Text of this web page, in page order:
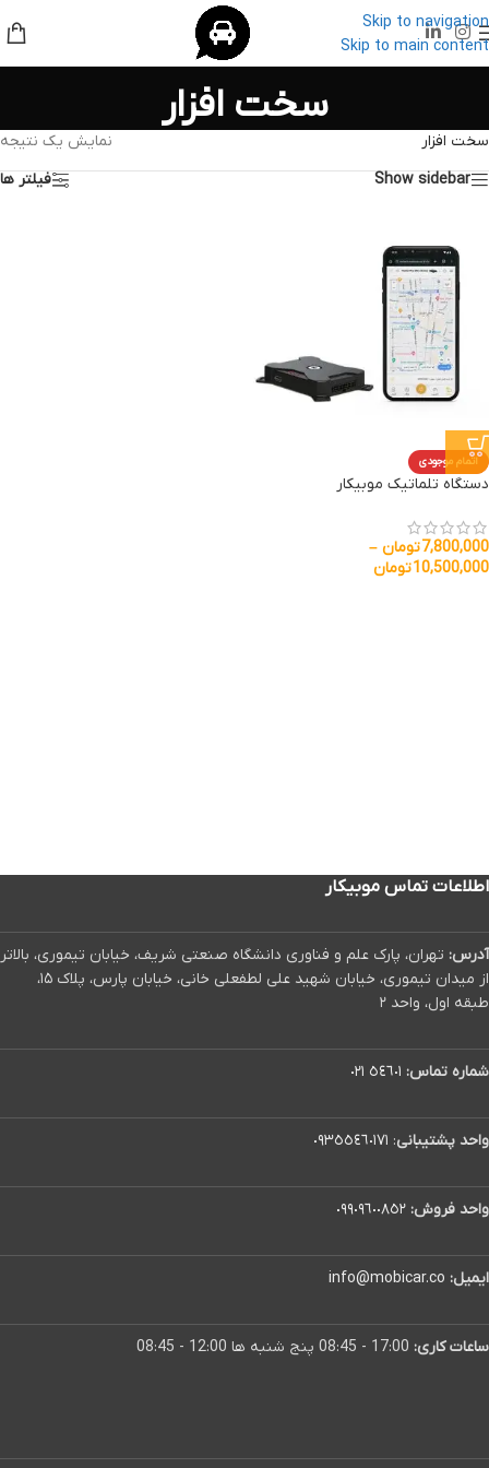
Skip to navigation
Skip to main content
سخت افزار
سخت افزار
نمایش یک نتیجه
Show sidebar
فیلتر ها
اتمام موجودی
دستگاه تلماتیک موبیکار
7,800,000تومان –
10,500,000تومان
اطلاعات تماس موبیکار
آدرس: تهران، پارک علم و فناوری دانشگاه صنعتی شریف، خیابان تیموری، بالاتر
از میدان تیموری، خیابان شهید علی لطفعلی خانی، خیابان پارس، پلاک ۱۵،
طبقه اول، واحد ۲
شماره تماس: ٥٤٦٠١ ٠٢١
واحد پشتیبانی: ٠٩٣٥٥٤٦٠١٧١
واحد فروش: ٠٩٩٠٩٦٠٠٨٥٢
ایمیل: info@mobicar.co
ساعات کاری: